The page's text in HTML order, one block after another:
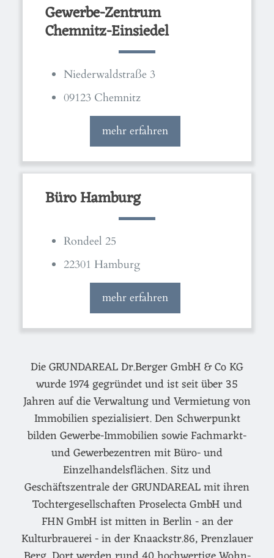
Gewerbe-Zentrum
Chemnitz-Einsiedel
Niederwaldstraße 3
09123 Chemnitz
mehr erfahren
Büro Hamburg
Rondeel 25
22301 Hamburg
mehr erfahren
Die GRUNDAREAL Dr.Berger GmbH & Co KG
wurde 1974 gegründet und ist seit über 35
Jahren auf die Verwaltung und Vermietung von
Immobilien spezialisiert. Den Schwerpunkt
bilden Gewerbe-Immobilien sowie Fachmarkt-
und Gewerbezentren mit Büro- und
Einzelhandelsflächen. Sitz und
Geschäftszentrale der GRUNDAREAL mit ihren
Tochtergesellschaften Proselecta GmbH und
FHN GmbH ist mitten in Berlin - an der
Kulturbrauerei - in der Knaackstr.86, Prenzlauer